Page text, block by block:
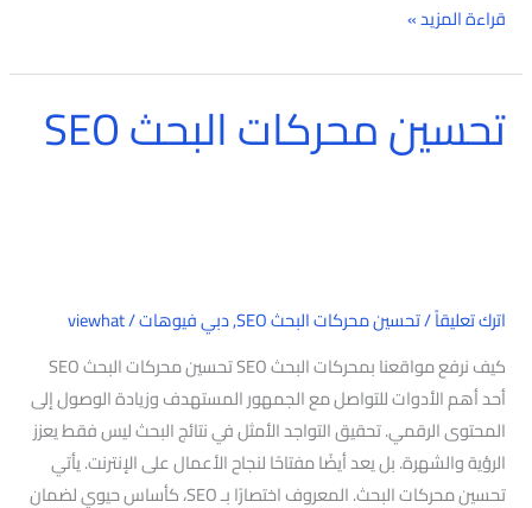
قراءة المزيد »
تحسين محركات البحث SEO
اترك تعليقاً/تحسين محركات البحث SEO ,دبي فيوهات/
viewhat
كيف نرفع مواقعنا بمحركات البحث SEO تحسين محركات البحث SEO
أحد أهم الأدوات للتواصل مع الجمهور المستهدف وزيادة الوصول إلى
المحتوى الرقمي. تحقيق التواجد الأمثل في نتائج البحث ليس فقط يعزز
الرؤية والشهرة. بل يعد أيضًا مفتاحًا لنجاح الأعمال على الإنترنت. يأتي
تحسين محركات البحث. المعروف اختصارًا بـ SEO، كأساس حيوي لضمان
تحسين
محركات